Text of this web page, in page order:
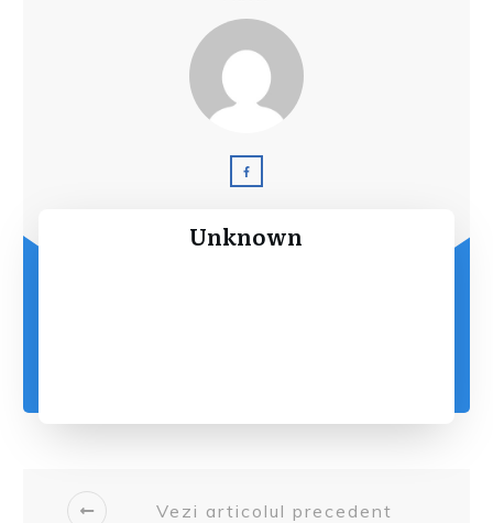
Unknown
Vezi articolul precedent